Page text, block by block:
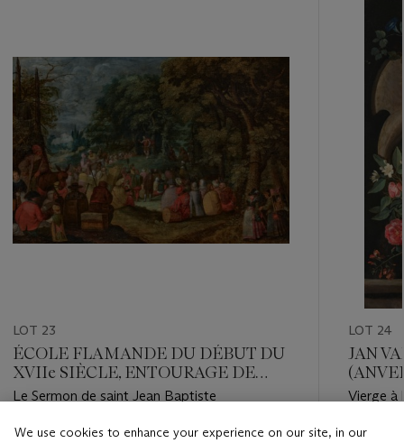
LOT 23
ÉCOLE FLAMANDE DU DÉBUT DU
XVIIe SIÈCLE, ENTOURAGE DE
DAVID VINCKBOONS
Le Sermon de saint Jean Baptiste
Estimate
LOT 24
JAN
Vierge à
Estimate
We use cookies to enhance your experience on our site, in our